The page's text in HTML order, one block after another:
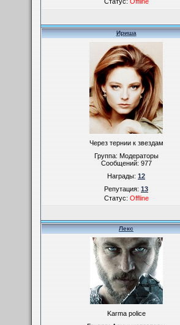
Ириша
Через тернии к звездам
Группа: Модераторы
Сообщений:977
Награды:12
Репутация:13
Статус:Offline
Лекс
Karma police